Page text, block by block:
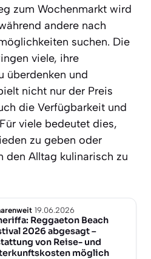
zum Wochenmarkt wird
andere nach
suchen. Die
viele, ihre
überdenken und
nicht nur der Preis
die Verfügbarkeit und
viele bedeutet dies,
zu geben oder
den Alltag kulinarisch zu
19.06.2026
Reggaeton Beach
2026 abgesagt –
von Reise- und
möglich